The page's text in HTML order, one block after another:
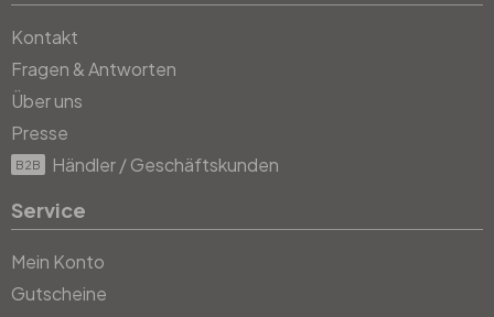
Kontakt
Fragen & Antworten
Über uns
Presse
B2B Händler / Geschäftskunden
Service
Mein Konto
Gutscheine